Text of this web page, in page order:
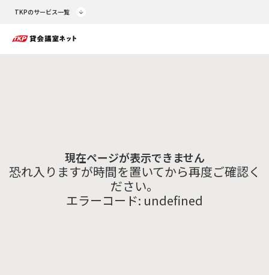
TKPのサービス一覧
現在ページが表示できません
恐れ入りますが時間を置いてから再度ご確認く
ださい。
エラーコード: undefined